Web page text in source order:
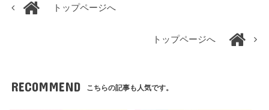
トップページへ
トップページへ
RECOMMEND こちらの記事も人気です。